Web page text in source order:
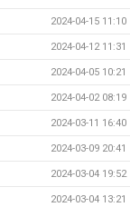
2024-04-15 11:10
2024-04-12 11:31
2024-04-05 10:21
2024-04-02 08:19
2024-03-11 16:40
2024-03-09 20:41
2024-03-04 19:52
2024-03-04 13:21